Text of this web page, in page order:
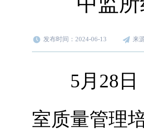
发布时间：2024-06-13 来
5月28
室质量管理